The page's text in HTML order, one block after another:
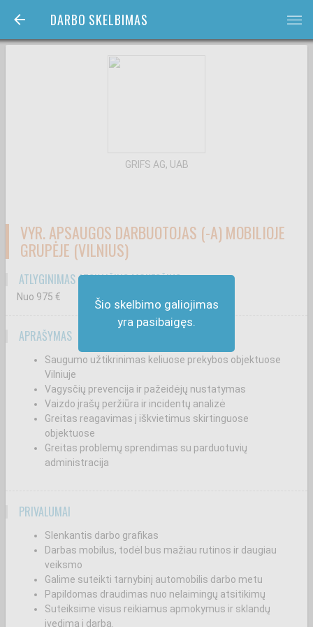
DARBO SKELBIMAS bars
Šio skelbimo galiojimas
yra pasibaigęs.
GRIFS AG, UAB
VYR. APSAUGOS DARBUOTOJAS (-A) MOBILIOJE
GRUPĖJE (VILNIUS)
ATLYGINIMAS ATSKAIČIUS MOKESČIUS
Nuo 975 €
APRAŠYMAS
Saugumo užtikrinimas keliuose prekybos objektuose
Vilniuje
Vagysčių prevencija ir pažeidėjų nustatymas
Vaizdo įrašų peržiūra ir incidentų analizė
Greitas reagavimas į iškvietimus skirtinguose
objektuose
Greitas problemų sprendimas su parduotuvių
administracija
PRIVALUMAI
Slenkantis darbo grafikas
Darbas mobilus, todėl bus mažiau rutinos ir daugiau
veiksmo
Galime suteikti tarnybinį automobilis darbo metu
Papildomas draudimas nuo nelaimingų atsitikimų
Suteiksime visus reikiamus apmokymus ir sklandų
įvedimą į darbą.